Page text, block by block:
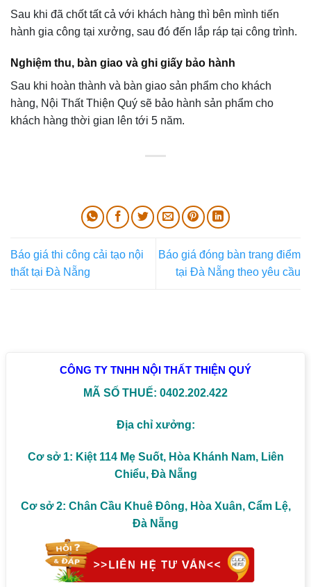
Sau khi đã chốt tất cả với khách hàng thì bên mình tiến
hành gia công tại xưởng, sau đó đến lắp ráp tại công trình.
Nghiệm thu, bàn giao và ghi giấy bảo hành
Sau khi hoàn thành và bàn giao sản phẩm cho khách
hàng, Nội Thất Thiện Quý sẽ bảo hành sản phẩm cho
khách hàng thời gian lên tới 5 năm.
Báo giá thi công cải tạo nội
thất tại Đà Nẵng
Báo giá đóng bàn trang điểm
tại Đà Nẵng theo yêu cầu
CÔNG TY TNHH NỘI THẤT THIỆN QUÝ
MÃ SỐ THUẾ: 0402.202.422
Địa chỉ xưởng:
Cơ sở 1: Kiệt 114 Mẹ Suốt, Hòa Khánh Nam, Liên
Chiểu, Đà Nẵng
Cơ sở 2: Chân Cầu Khuê Đông, Hòa Xuân, Cẩm Lệ,
Đà Nẵng